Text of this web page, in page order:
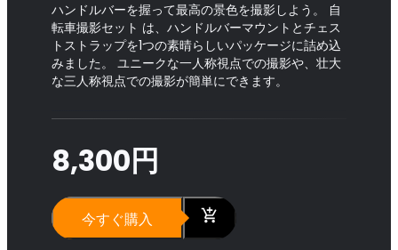
ハンドルバーを握って最高の景色を撮影しよう。 自
転車撮影セット は、ハンドルバーマウントとチェス
トストラップを1つの素晴らしいパッケージに詰め込
みました。 ユニークな一人称視点での撮影や、壮大
な三人称視点での撮影が簡単にできます。
8,300円
今すぐ購入